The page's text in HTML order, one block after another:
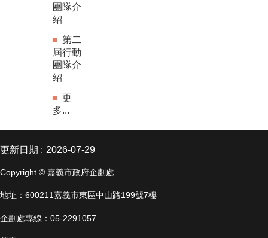
團隊介
紹
第二
屆行動
團隊介
紹
更
多...
更新日期 2026-07-29
Copyright © 嘉義市政府企劃處
地址：600211嘉義市東區中山路199號7樓
企劃處專線：05-2291057